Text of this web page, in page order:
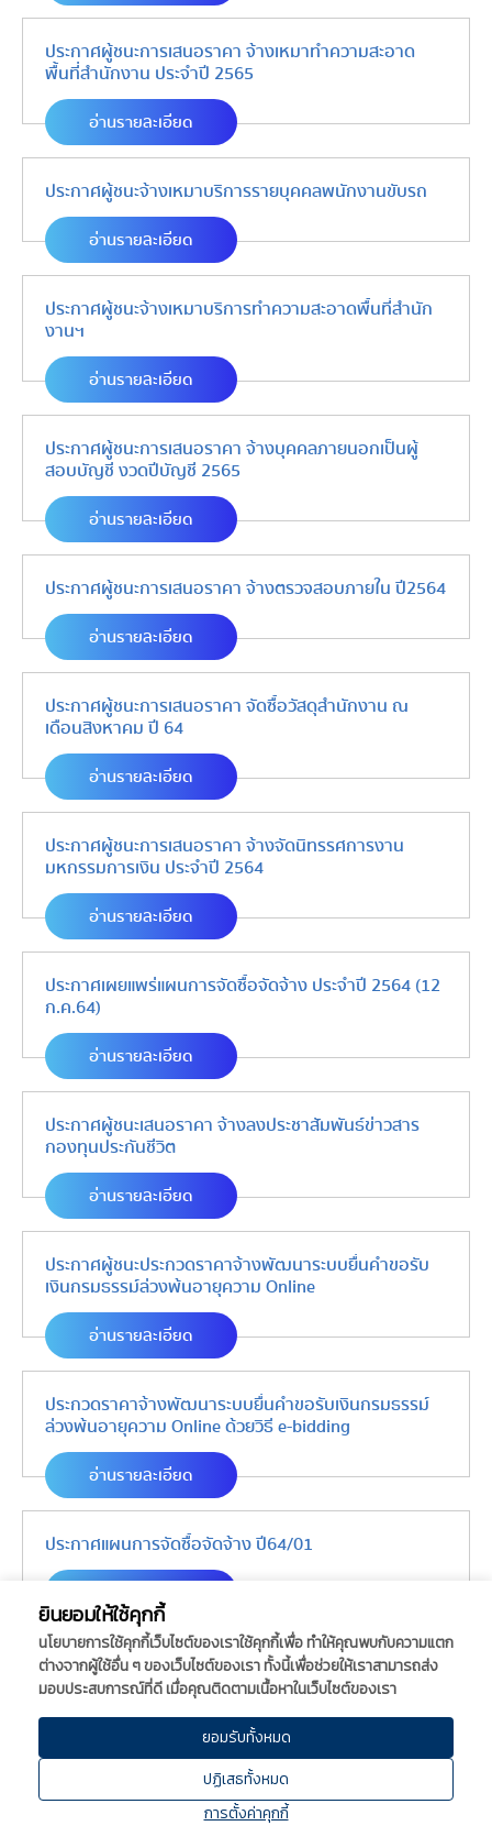
ประกาศผู้ชนะการเสนอราคา จ้างเหมาทำความสะอาด
พื้นที่สำนักงาน ประจำปี 2565
อ่านรายละเอียด
ประกาศผู้ชนะจ้างเหมาบริการรายบุคคลพนักงานขับรถ
อ่านรายละเอียด
ประกาศผู้ชนะจ้างเหมาบริการทำความสะอาดพื้นที่สำนัก
งานฯ
อ่านรายละเอียด
ประกาศผู้ชนะการเสนอราคา จ้างบุคคลภายนอกเป็นผู้
สอบบัญชี งวดปีบัญชี 2565
อ่านรายละเอียด
ประกาศผู้ชนะการเสนอราคา จ้างตรวจสอบภายใน ปี2564
อ่านรายละเอียด
ประกาศผู้ชนะการเสนอราคา จัดซื้อวัสดุสำนักงาน ณ
เดือนสิงหาคม ปี 64
อ่านรายละเอียด
ประกาศผู้ชนะการเสนอราคา จ้างจัดนิทรรศการงาน
มหกรรมการเงิน ประจำปี 2564
อ่านรายละเอียด
ประกาศเผยแพร่แผนการจัดซื้อจัดจ้าง ประจำปี 2564 (12
ก.ค.64)
อ่านรายละเอียด
ประกาศผู้ชนะเสนอราคา จ้างลงประชาสัมพันธ์ข่าวสาร
กองทุนประกันชีวิต
อ่านรายละเอียด
ประกาศผู้ชนะประกวดราคาจ้างพัฒนาระบบยื่นคำขอรับ
เงินกรมธรรม์ล่วงพ้นอายุความ Online
อ่านรายละเอียด
ประกวดราคาจ้างพัฒนาระบบยื่นคำขอรับเงินกรมธรรม์
ล่วงพ้นอายุความ Online ด้วยวิธี e-bidding
อ่านรายละเอียด
ประกาศแผนการจัดซื้อจัดจ้าง ปี64/01
ประกาศผู้ชนะการเสนอราคาจ้างปรับปรุงพื้นที่เช่าใหม่
ของกองทุน
ประกาศผู้ชนะประกวดราคา จ้างผลิตสื่อสาระความรู้เพื่อ
การประชาสัมพันธ์ผ่านสื่อออนไลน์ฯ ปี 2564
ยินยอมให้ใช้คุกกี้
นโยบายการใช้คุกกี้เว็บไซต์ของเราใช้คุกกี้เพื่อ ทำให้คุณพบกับความแตก
ต่างจากผู้ใช้อื่น ๆ ของเว็บไซต์ของเรา ทั้งนี้เพื่อช่วยให้เราสามารถส่ง
มอบประสบการณ์ที่ดี เมื่อคุณติดตามเนื้อหาในเว็บไซต์ของเรา
ยอมรับทั้งหมด
ปฏิเสธทั้งหมด
การตั้งค่าคุกกี้